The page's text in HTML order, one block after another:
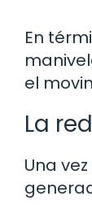
En
el
La
Una